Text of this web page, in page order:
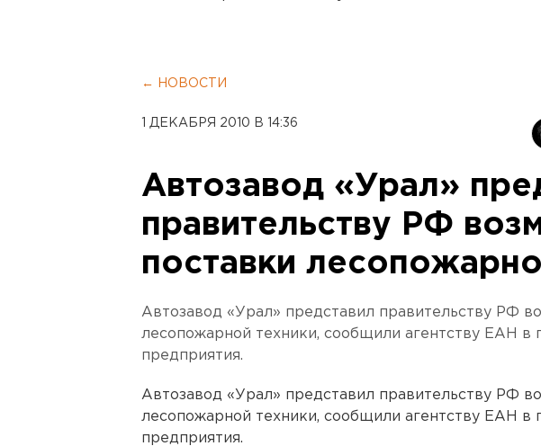
← НОВОСТИ
1 ДЕКАБРЯ 2010 В 14:36
Автозавод «Урал»
правительству РФ
поставки
Автозавод «Урал» представил правительству РФ
лесопожарной техники, сообщили агентству ЕАН в
предприятия.
Автозавод «Урал» представил правительству РФ
лесопожарной техники, сообщили агентству ЕАН в
предприятия.